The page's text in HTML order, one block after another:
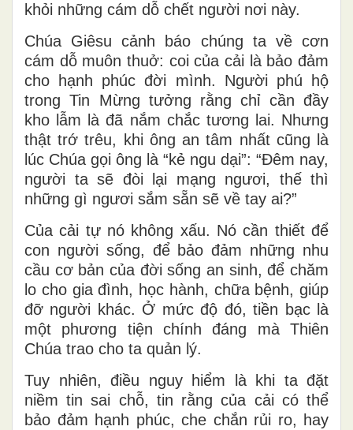
khỏi những cám dỗ chết người nơi này.
Chúa Giêsu cảnh báo chúng ta về cơn
cám dỗ muôn thuở: coi của cải là bảo đảm
cho hạnh phúc đời mình. Người phú hộ
trong Tin Mừng tưởng rằng chỉ cần đầy
kho lẫm là đã nắm chắc tương lai. Nhưng
thật trớ trêu, khi ông an tâm nhất cũng là
lúc Chúa gọi ông là “kẻ ngu dại”: “Đêm nay,
người ta sẽ đòi lại mạng ngươi, thế thì
những gì ngươi sắm sẵn sẽ về tay ai?”
Của cải tự nó không xấu. Nó cần thiết để
con người sống, để bảo đảm những nhu
cầu cơ bản của đời sống an sinh, để chăm
lo cho gia đình, học hành, chữa bệnh, giúp
đỡ người khác. Ở mức độ đó, tiền bạc là
một phương tiện chính đáng mà Thiên
Chúa trao cho ta quản lý.
Tuy nhiên, điều nguy hiểm là khi ta đặt
niềm tin sai chỗ, tin rằng của cải có thể
bảo đảm hạnh phúc, che chắn rủi ro, hay